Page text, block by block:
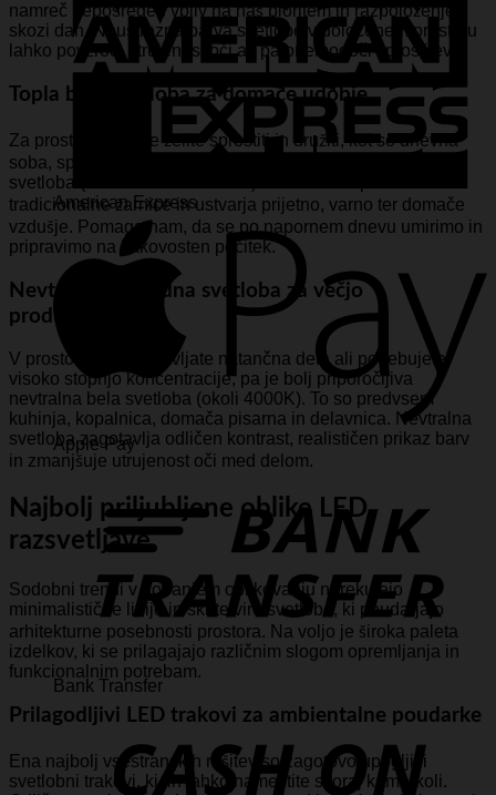
American Express
Apple Pay
Bank Transfer
namreč neposreden vpliv na naš bioritem in razpoloženje
skozi dan. Neustrezna barva svetlobe v določenem prostoru
lahko povzroči utrujenost oči ali pa onemogoči sprostitev.
Topla bela svetloba za domače udobje
Za prostore, kjer se želite sprostiti in družiti, kot so dnevna
soba, spalnica in jedilnica, je najboljša izbira topla bela
svetloba (med 2700K in 3000K). Ta svetloba posnema
tradicionalne žarnice in ustvarja prijetno, varno ter domače
vzdušje. Pomaga nam, da se po napornem dnevu umirimo in
pripravimo na kakovosten počitek.
Nevtralna in hladna svetloba za večjo
produktivnost
V prostorih, kjer opravljate natančna dela ali potrebujete
visoko stopnjo koncentracije, pa je bolj priporočljiva
nevtralna bela svetloba (okoli 4000K). To so predvsem
kuhinja, kopalnica, domača pisarna in delavnica. Nevtralna
svetloba zagotavlja odličen kontrast, realističen prikaz barv
in zmanjšuje utrujenost oči med delom.
Najbolj priljubljene oblike LED
razsvetljave
Sodobni trendi v notranjem oblikovanju narekujejo
minimalistične linije in skrite vire svetlobe, ki poudarjajo
arhitekturne posebnosti prostora. Na voljo je široka paleta
izdelkov, ki se prilagajajo različnim slogom opremljanja in
funkcionalnim potrebam.
Prilagodljivi LED trakovi za ambientalne poudarke
Ena najbolj vsestranskih rešitev so zagotovo upogljivi
svetlobni trakovi, ki jih lahko namestite skoraj kamorkoli.